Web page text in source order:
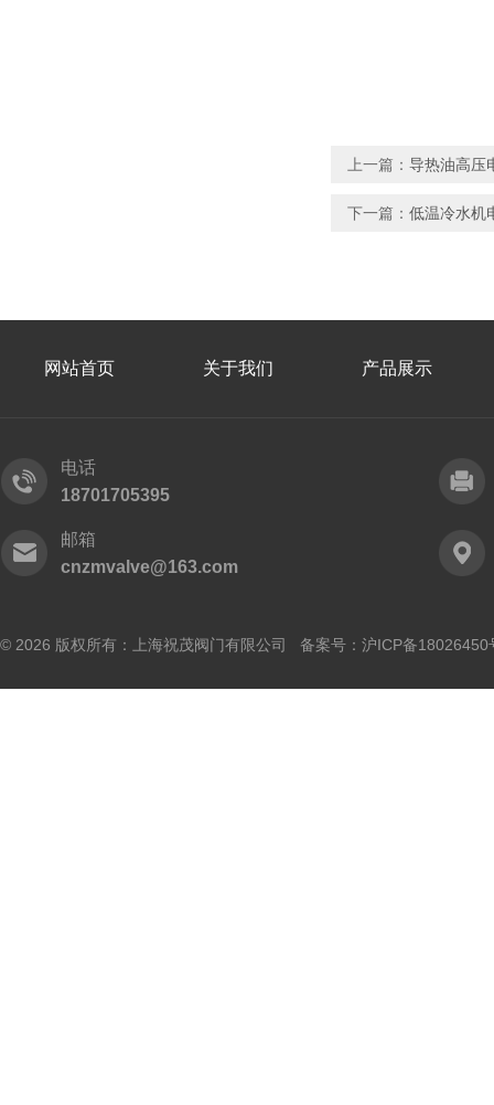
上一篇： 导热油高压
下一篇： 低温冷水机
网站首页 关于我们 产品展示
电话
18701705395
邮箱
cnzmvalve@163.com
© 2026 版权所有：上海祝茂阀门有限公司 备案号： 沪ICP备18026450